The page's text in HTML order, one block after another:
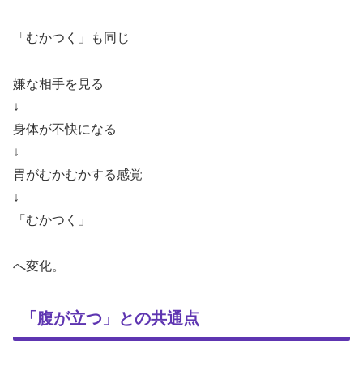
「むかつく」も同じ
嫌な相手を見る
↓
身体が不快になる
↓
胃がむかむかする感覚
↓
「むかつく」
へ変化。
「腹が立つ」との共通点